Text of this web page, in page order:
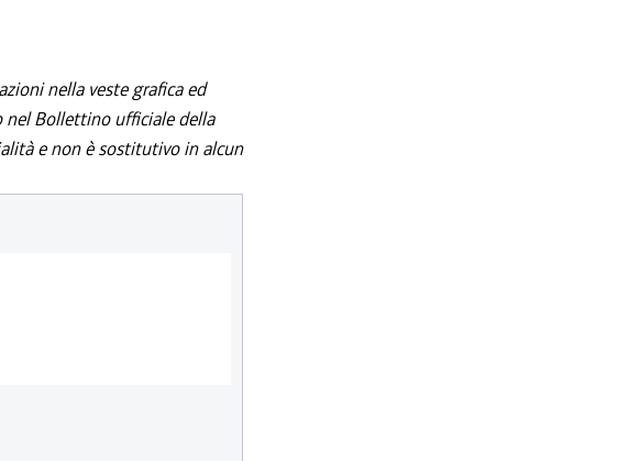
nella veste grafica ed
nel Bollettino ufficiale della
e non è sostitutivo in alcun